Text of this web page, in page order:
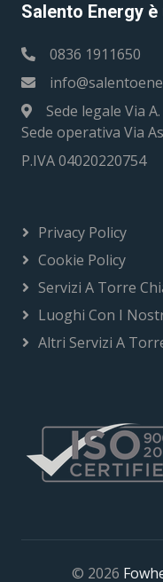
Salento Energy
0836 1911650
Sede legale Via
Sede operativa Via
P.IVA 04020220754
Privacy Policy
Cookie Policy
Servizi A Torre
Luoghi Con I
Altri Servizi A
© 2026